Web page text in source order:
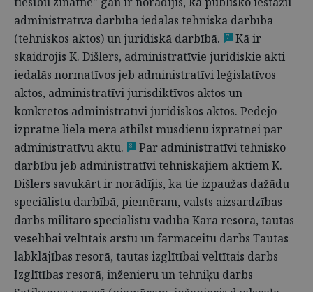
administratīvā darbība iedalās tehniskā darbībā
(tehniskos aktos) un juridiskā darbībā.
7
Kā ir
skaidrojis K. Dišlers, administratīvie juridiskie akti
iedalās normatīvos jeb administratīvi leģislatīvos
aktos, administratīvi jurisdiktīvos aktos un
konkrētos administratīvi juridiskos aktos. Pēdējo
izpratne lielā mērā atbilst mūsdienu izpratnei par
administratīvu aktu.
8
Par administratīvi tehnisko
darbību jeb administratīvi tehniskajiem aktiem K.
Dišlers savukārt ir norādījis, ka tie izpaužas dažādu
speciālistu darbībā, piemēram, valsts aizsardzības
darbs militāro speciālistu vadībā Kara resorā, tautas
veselībai veltītais ārstu un farmaceitu darbs Tautas
labklājības resorā, tautas izglītībai veltītais darbs
Izglītības resorā, inženieru un tehniķu darbs